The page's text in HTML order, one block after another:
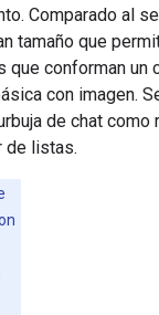
Comparado al
tamaño que
que conforman un
con imagen.
de chat como
de listas.